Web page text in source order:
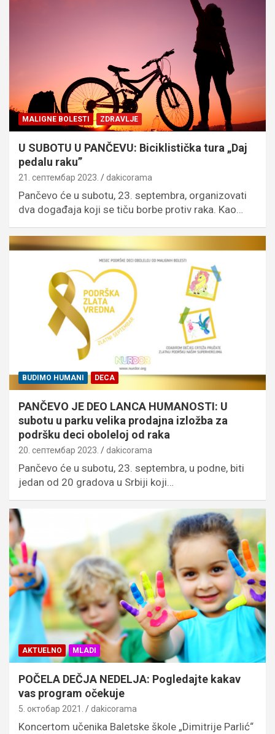
MALIGNE BOLESTI ZDRAVLJE
U SUBOTU U PANČEVU: Biciklistička tura „Daj
pedalu raku”
21. септембар 2023. dakicorama
Pančevo će u subotu, 23. septembra, organizovati
dva događaja koji se tiču borbe protiv raka. Kao…
BUDIMO HUMANI DECA
PANČEVO JE DEO LANCA HUMANOSTI: U
subotu u parku velika prodajna izložba za
podršku deci oboleloj od raka
20. септембар 2023. dakicorama
Pančevo će u subotu, 23. septembra, u podne, biti
jedan od 20 gradova u Srbiji koji…
AKTUELNO MLADI
POČELA DEČJA NEDELJA: Pogledajte kakav
vas program očekuje
5. октобар 2021. dakicorama
Koncertom učenika Baletske škole „Dimitrije Parlić“